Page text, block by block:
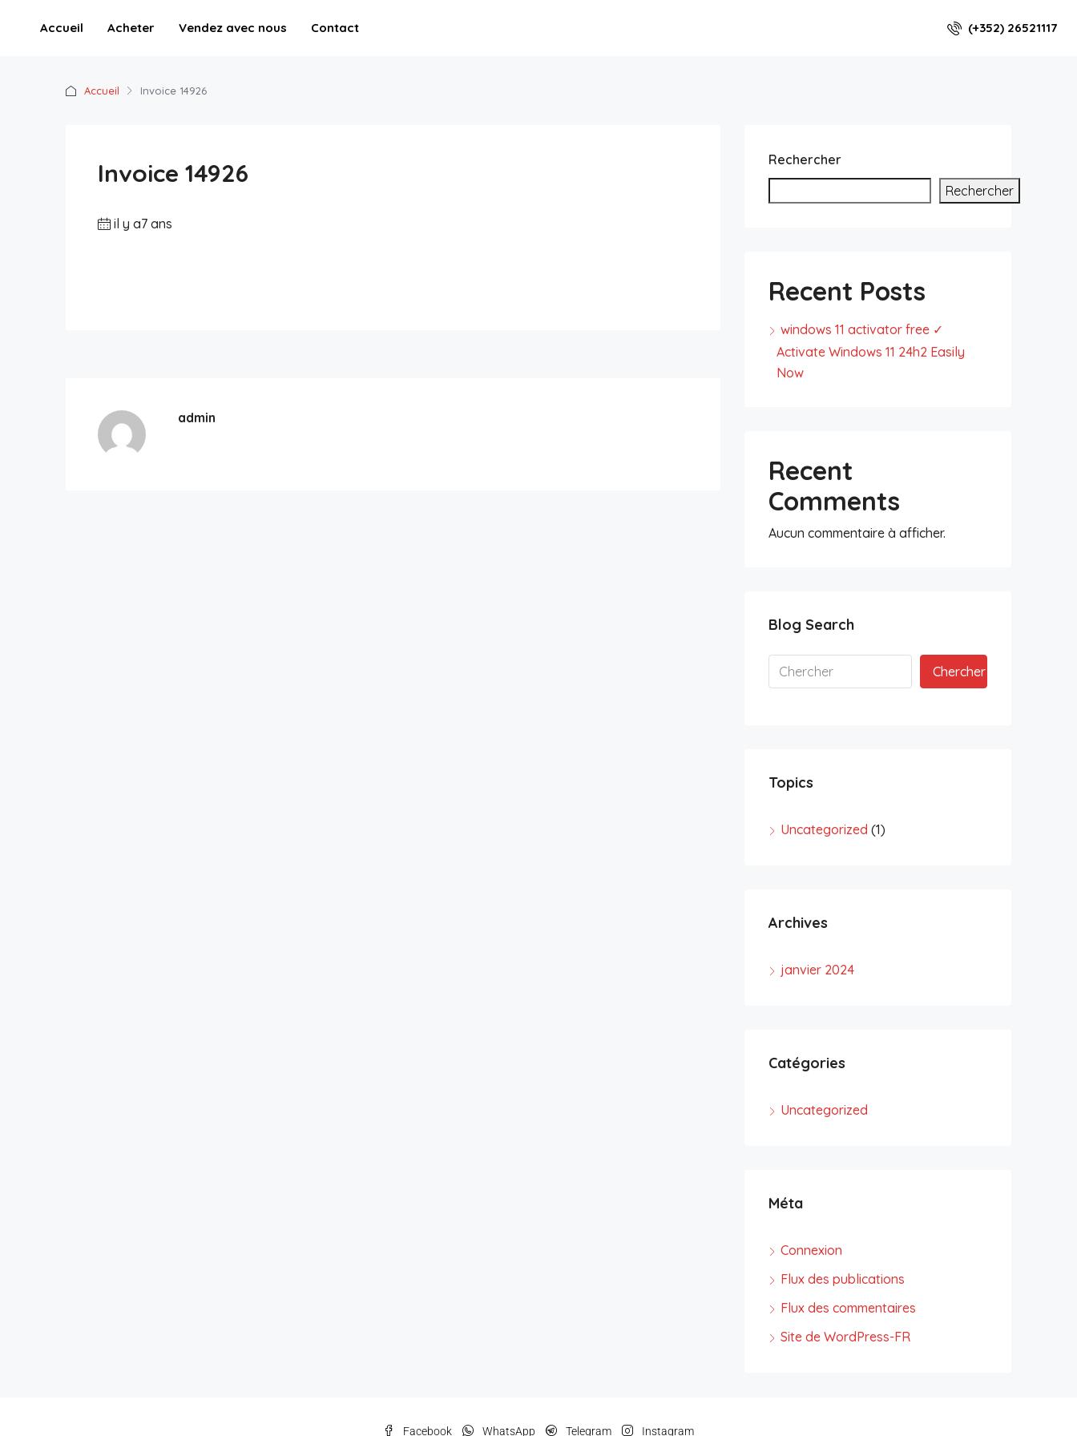
Accueil Acheter Vendez avec nous Contact (+352) 26521117
Accueil Invoice 14926
Invoice 14926
il y a7 ans
admin
Rechercher
Rechercher
Recent Posts
windows 11 activator free ✓
Activate Windows 11 24h2 Easily
Now
Recent
Comments
Aucun commentaire à afficher.
Blog Search
Chercher
Topics
Uncategorized (1)
Archives
janvier 2024
Catégories
Uncategorized
Méta
Connexion
Flux des publications
Flux des commentaires
Site de WordPress-FR
Facebook WhatsApp Telegram Instagram